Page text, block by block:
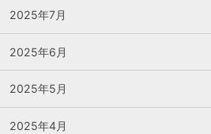
2025年7月
2025年6月
2025年5月
2025年4月